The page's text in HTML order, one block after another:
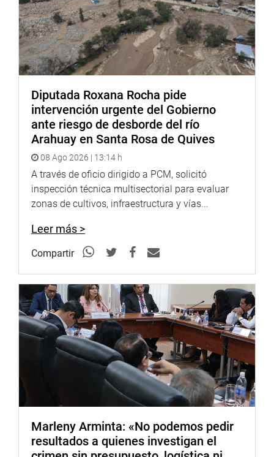
Diputada Roxana Rocha pide
intervención urgente del Gobierno
ante riesgo de desborde del río
Arahuay en Santa Rosa de Quives
08 Ago 2026 | 13:14 h
A través de oficio dirigido a PCM, solicitó
inspección técnica multisectorial para evaluar
zonas de cultivos, infraestructura y vías...
Leer más >
Compartir
Marleny Arminta: «No podemos pedir
resultados a quienes investigan el